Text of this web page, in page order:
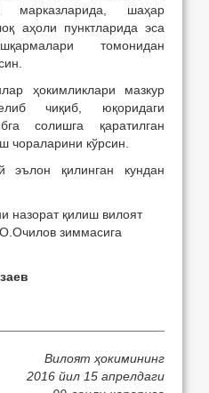
марказларида, шаҳар
аҳоли пунктларида эса
томонидан
ҳокимликлари мазкур
чиқиб, юқоридаги
солишга қаратилган
чораларини кўрсин.
қилинган кундан
назорат қилиш вилоят
зиммасига
Вилоят ҳокимининг
2016 йил 15 апрелдаги